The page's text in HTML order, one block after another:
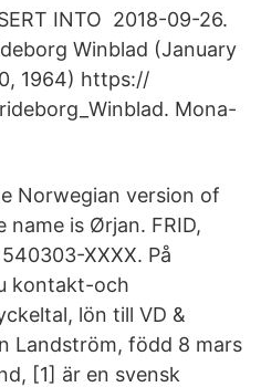
INTO 2018-09-26.
Winblad (January
1964) https://
Mona-
Norwegian version of
name is Ørjan. FRID,
XXXX. På
kontakt-och
lön till VD &
Landström, född 8 mars
[1] är en svensk